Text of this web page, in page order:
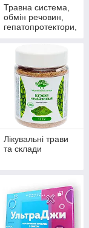
Травна система,
обмін речовин,
гепатопротектори,
Лікувальні трави
та склади